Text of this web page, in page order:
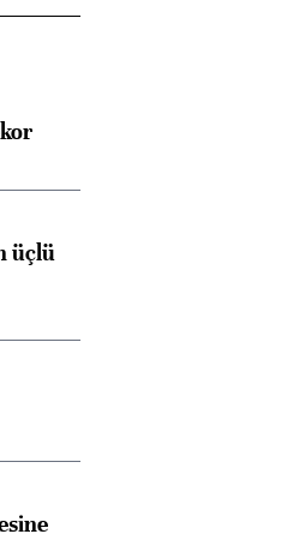
üçlü